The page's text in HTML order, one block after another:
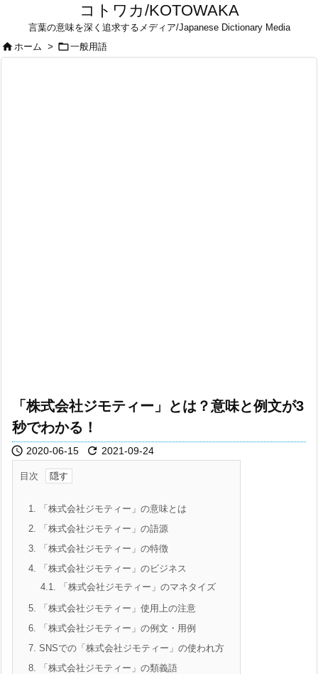
コトワカ/KOTOWAKA
言葉の意味を深く追求するメディア/Japanese Dictionary Media
ホーム > 一般用語
「株式会社ジモティー」とは？意味と例文が3
秒でわかる！
 2020-06-15  2021-09-24
目次
1. 「株式会社ジモティー」の意味とは
2. 「株式会社ジモティー」の語源
3. 「株式会社ジモティー」の特徴
4. 「株式会社ジモティー」のビジネス
4.1. 「株式会社ジモティー」のマネタイズ
5. 「株式会社ジモティー」使用上の注意
6. 「株式会社ジモティー」の例文・用例
7. SNSでの「株式会社ジモティー」の使われ方
8. 「株式会社ジモティー」の類義語